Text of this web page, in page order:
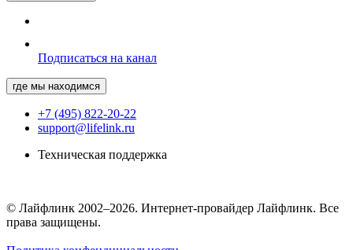
Подписаться на канал
где мы находимся
+7 (495) 822-20-22
support@lifelink.ru
Техническая поддержка
© Лайфлинк 2002–2026. Интернет-провайдер Лайфлинк. Все
права защищены.